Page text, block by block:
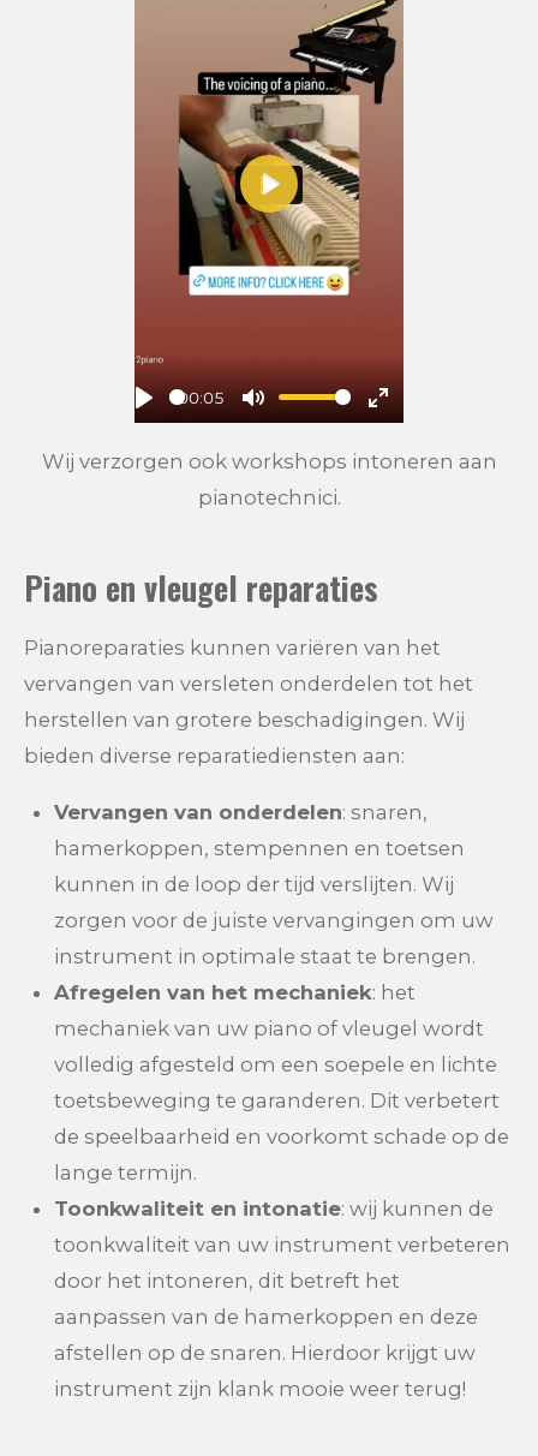
P
l
00:05
M
u
t
E
n
l
l
s
c
e
n
P
l
a
Wij verzorgen ook workshops intoneren aan
pianotechnici.
Piano en vleugel reparaties
Pianoreparaties kunnen variëren van het
vervangen van versleten onderdelen tot het
herstellen van grotere beschadigingen. Wij
bieden diverse reparatiediensten aan:
Vervangen van onderdelen: snaren,
hamerkoppen, stempennen en toetsen
kunnen in de loop der tijd verslijten. Wij
zorgen voor de juiste vervangingen om uw
instrument in optimale staat te brengen.
Afregelen van het mechaniek: het
mechaniek van uw piano of vleugel wordt
volledig afgesteld om een soepele en lichte
toetsbeweging te garanderen. Dit verbetert
de speelbaarheid en voorkomt schade op de
lange termijn.
Toonkwaliteit en intonatie: wij kunnen de
toonkwaliteit van uw instrument verbeteren
door het intoneren, dit betreft het
aanpassen van de hamerkoppen en deze
afstellen op de snaren. Hierdoor krijgt uw
instrument zijn klank mooie weer terug!